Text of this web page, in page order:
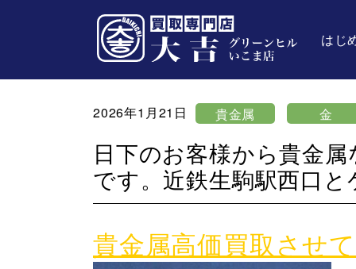
はじ
2026年1月21日 貴金属 金
日下のお客様から貴金
です。近鉄生駒駅西口と
貴金属高価買取させて